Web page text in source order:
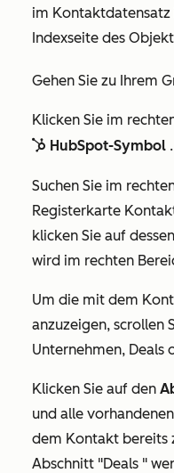
im Kontaktdatensatz
Indexseite des
Gehen Sie zu Ihrem
Klicken Sie im
sprocket HubSpot-Symbol .
Suchen Sie im
Registerkarte
klicken Sie auf dessen
wird im rechten
Um die mit dem
anzuzeigen, scrollen
Unternehmen, Deals
Klicken Sie auf den
und alle
dem Kontakt bereits
Abschnitt "Deals "